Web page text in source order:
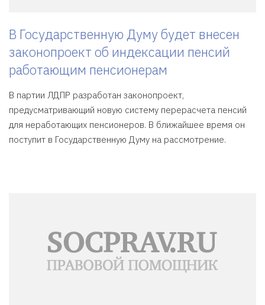
В Государственную Думу будет внесен
законопроект об индексации пенсий
работающим пенсионерам
В партии ЛДПР разработан законопроект,
предусматривающий новую систему перерасчета пенсий
для неработающих пенсионеров. В ближайшее время он
поступит в Государственную Думу на рассмотрение.